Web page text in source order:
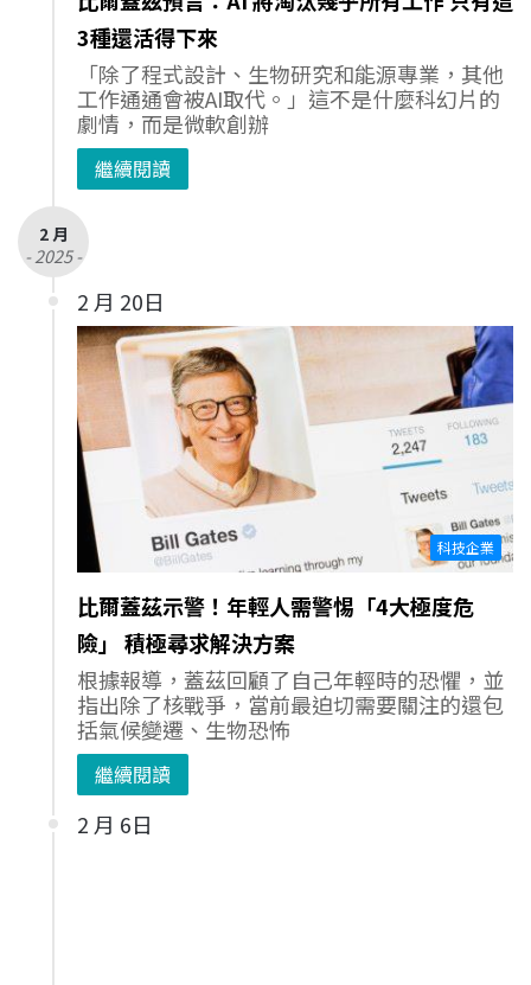
3種還活得下來
「除了程式設計、生物研究和能源專業，其他
工作通通會被AI取代。」這不是什麼科幻片的
劇情，而是微軟創辦
繼續閱讀
2 月
- 2025 -
2 月 20日
科技企業
比爾蓋茲示警！年輕人需警惕「4大極度危
險」 積極尋求解決方案
根據報導，蓋茲回顧了自己年輕時的恐懼，並
指出除了核戰爭，當前最迫切需要關注的還包
括氣候變遷、生物恐怖
繼續閱讀
2 月 6日